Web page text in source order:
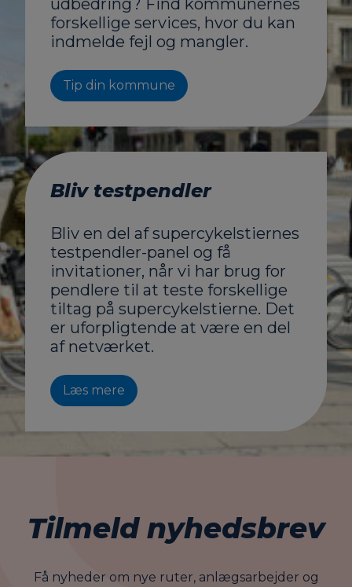
udbedring? Find kommunernes
forskellige services, hvor du kan
indmelde fejl og mangler.
Tip din kommune
Bliv testpendler
Bliv en del af supercykelstiernes
testpendler-panel og få
invitationer, når vi har brug for
pendlere til at teste forskellige
tiltag på supercykelstierne. Det
er uforpligtende at være en del
af netværket.
Læs mere
Tilmeld nyhedsbrev
Få nyheder om nye ruter, anlægsarbejder og